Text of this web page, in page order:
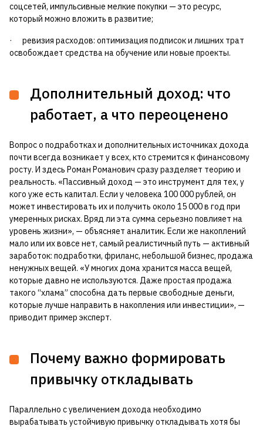
соцсетей, импульсивные мелкие покупки — это ресурс,
который можно вложить в развитие;
· ревизия расходов: оптимизация подписок и лишних трат
освобождает средства на обучение или новые проекты.
Дополнительный доход: что
работает, а что переоценено
Вопрос о подработках и дополнительных источниках дохода
почти всегда возникает у всех, кто стремится к финансовому
росту. И здесь Роман Романович сразу разделяет теорию и
реальность. «Пассивный доход — это инструмент для тех, у
кого уже есть капитал. Если у человека 100 000 рублей, он
может инвестировать их и получить около 15 000 в год при
умеренных рисках. Вряд ли эта сумма серьезно повлияет на
уровень жизни», — объясняет аналитик. Если же накоплений
мало или их вовсе нет, самый реалистичный путь — активный
заработок: подработки, фриланс, небольшой бизнес, продажа
ненужных вещей. «У многих дома хранится масса вещей,
которые давно не используются. Даже простая продажа
такого “хлама” способна дать первые свободные деньги,
которые лучше направить в накопления или инвестиции», —
приводит пример эксперт.
Почему важно формировать
привычку откладывать
Параллельно с увеличением дохода необходимо
вырабатывать устойчивую привычку откладывать хотя бы